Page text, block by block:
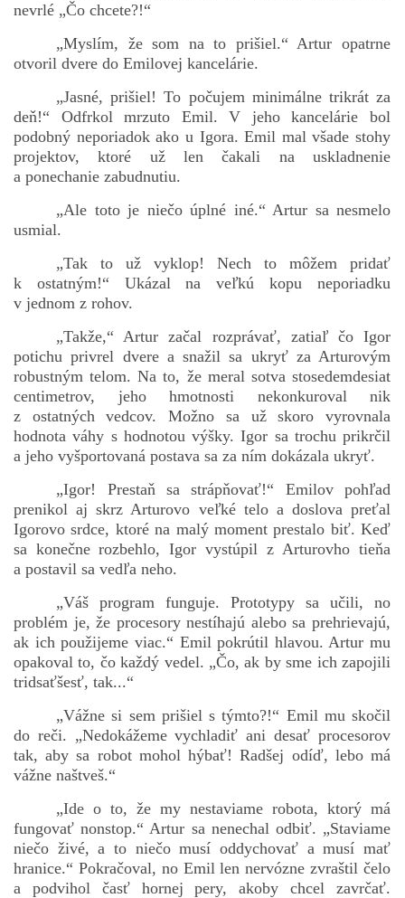
nevrlé „Čo chcete?!“
„Myslím, že som na to prišiel.“ Artur opatrne
otvoril dvere do Emilovej kancelárie.
„Jasné, prišiel! To počujem minimálne trikrát za
deň!“ Odfrkol mrzuto Emil. V jeho kancelárie bol
podobný neporiadok ako u Igora. Emil mal všade stohy
projektov, ktoré už len čakali na uskladnenie
a ponechanie zabudnutiu.
„Ale toto je niečo úplné iné.“ Artur sa nesmelo
usmial.
„Tak to už vyklop! Nech to môžem pridať
k ostatným!“ Ukázal na veľkú kopu neporiadku
v jednom z rohov.
„Takže,“ Artur začal rozprávať, zatiaľ čo Igor
potichu privrel dvere a snažil sa ukryť za Arturovým
robustným telom. Na to, že meral sotva stosedemdesiat
centimetrov, jeho hmotnosti nekonkuroval nik
z ostatných vedcov. Možno sa už skoro vyrovnala
hodnota váhy s hodnotou výšky. Igor sa trochu prikrčil
a jeho vyšportovaná postava sa za ním dokázala ukryť.
„Igor! Prestaň sa strápňovať!“ Emilov pohľad
prenikol aj skrz Arturovo veľké telo a doslova preťal
Igorovo srdce, ktoré na malý moment prestalo biť. Keď
sa konečne rozbehlo, Igor vystúpil z Arturovho tieňa
a postavil sa vedľa neho.
„Váš program funguje. Prototypy sa učili, no
problém je, že procesory nestíhajú alebo sa prehrievajú,
ak ich použijeme viac.“ Emil pokrútil hlavou. Artur mu
opakoval to, čo každý vedel. „Čo, ak by sme ich zapojili
tridsaťšesť, tak...“
„Vážne si sem prišiel s týmto?!“ Emil mu skočil
do reči. „Nedokážeme vychladiť ani desať procesorov
tak, aby sa robot mohol hýbať! Radšej odíď, lebo má
vážne naštveš.“
„Ide o to, že my nestaviame robota, ktorý má
fungovať nonstop.“ Artur sa nenechal odbiť. „Staviame
niečo živé, a to niečo musí oddychovať a musí mať
hranice.“ Pokračoval, no Emil len nervózne zvraštil čelo
a podvihol časť hornej pery, akoby chcel zavrčať.